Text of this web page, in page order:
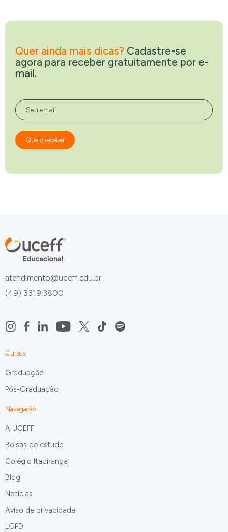
Quer ainda mais dicas? Cadastre-se
agora para receber gratuitamente por e-
mail.
Seu email
Quero receber
atendimento@uceff.edu.br
(49) 3319.3800
Cursos
Graduação
Pós-Graduação
Navegação
A UCEFF
Bolsas de estudo
Colégio Itapiranga
Blog
Notícias
Aviso de privacidade
LGPD